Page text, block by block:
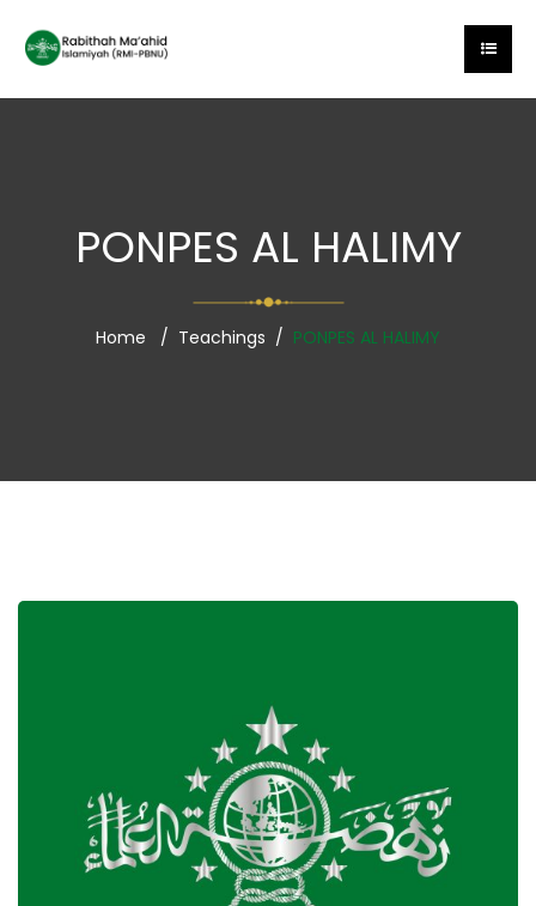
PONPES AL HALIMY
Home Teachings PONPES AL HALIMY